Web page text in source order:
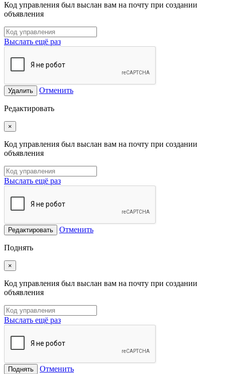
Код управления был выслан вам на почту при создании
объявления
Выслать ещё раз
Удалить Отменить
Редактировать
×
Код управления был выслан вам на почту при создании
объявления
Выслать ещё раз
Редактировать Отменить
Поднять
×
Код управления был выслан вам на почту при создании
объявления
Выслать ещё раз
Поднять Отменить